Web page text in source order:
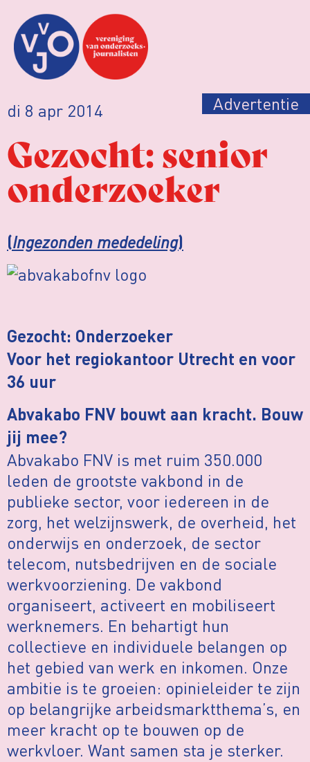
di 8 apr 2014 Advertentie
Gezocht: senior
onderzoeker
(Ingezonden mededeling)
Gezocht: Onderzoeker
Voor het regiokantoor Utrecht en voor
36 uur
Abvakabo FNV bouwt aan kracht. Bouw
jij mee?
Abvakabo FNV is met ruim 350.000
leden de grootste vakbond in de
publieke sector, voor iedereen in de
zorg, het welzijnswerk, de overheid, het
onderwijs en onderzoek, de sector
telecom, nutsbedrijven en de sociale
werkvoorziening. De vakbond
organiseert, activeert en mobiliseert
werknemers. En behartigt hun
collectieve en individuele belangen op
het gebied van werk en inkomen. Onze
ambitie is te groeien: opinieleider te zijn
op belangrijke arbeidsmarktthema’s, en
meer kracht op te bouwen op de
werkvloer. Want samen sta je sterker.